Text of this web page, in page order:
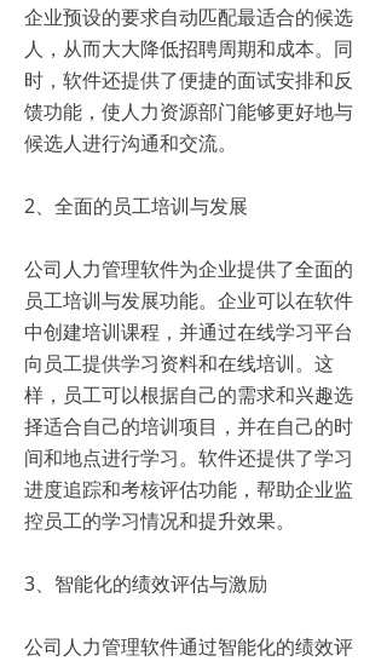
企业预设的要求自动匹配最适合的候选
人，从而大大降低招聘周期和成本。同
时，软件还提供了便捷的面试安排和反
馈功能，使人力资源部门能够更好地与
候选人进行沟通和交流。
2、全面的员工培训与发展
公司人力管理软件为企业提供了全面的
员工培训与发展功能。企业可以在软件
中创建培训课程，并通过在线学习平台
向员工提供学习资料和在线培训。这
样，员工可以根据自己的需求和兴趣选
择适合自己的培训项目，并在自己的时
间和地点进行学习。软件还提供了学习
进度追踪和考核评估功能，帮助企业监
控员工的学习情况和提升效果。
3、智能化的绩效评估与激励
公司人力管理软件通过智能化的绩效评